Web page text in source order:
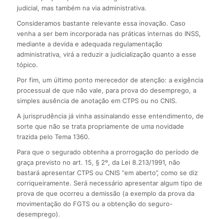
judicial, mas também na via administrativa.
Consideramos bastante relevante essa inovação. Caso
venha a ser bem incorporada nas práticas internas do INSS,
mediante a devida e adequada regulamentação
administrativa, virá a reduzir a judicialização quanto a esse
tópico.
Por fim, um último ponto merecedor de atenção: a exigência
processual de que não vale, para prova do desemprego, a
simples ausência de anotação em CTPS ou no CNIS.
A jurisprudência já vinha assinalando esse entendimento, de
sorte que não se trata propriamente de uma novidade
trazida pelo Tema 1360.
Para que o segurado obtenha a prorrogação do período de
graça previsto no art. 15, § 2º, da Lei 8.213/1991, não
bastará apresentar CTPS ou CNIS “em aberto”, como se diz
corriqueiramente. Será necessário apresentar algum tipo de
prova de que ocorreu a demissão (a exemplo da prova da
movimentação do FGTS ou a obtenção do seguro-
desemprego).